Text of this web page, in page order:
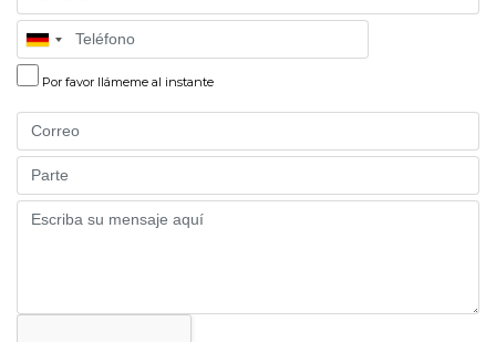
Phone
Por favor llámeme al instante
Email
Part
Message